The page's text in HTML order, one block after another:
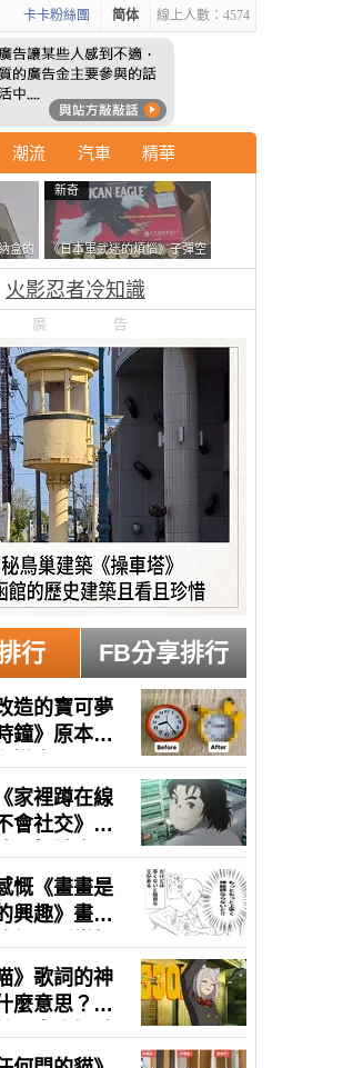
線上人數：4574
简体
卡卡粉絲團
潮流 汽車 精華
盒的
盒拿
新奇
《日本軍武迷的煩惱》子彈空
盒在日本超級貴 美國網友直
接一大箱寄給他了
火影忍者冷知識
廣告
行 FB分享排行